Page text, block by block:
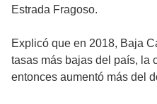
Estrada Fragoso.
Explicó que en 2018, Baja
tasas más bajas del país, la
entonces aumentó más del